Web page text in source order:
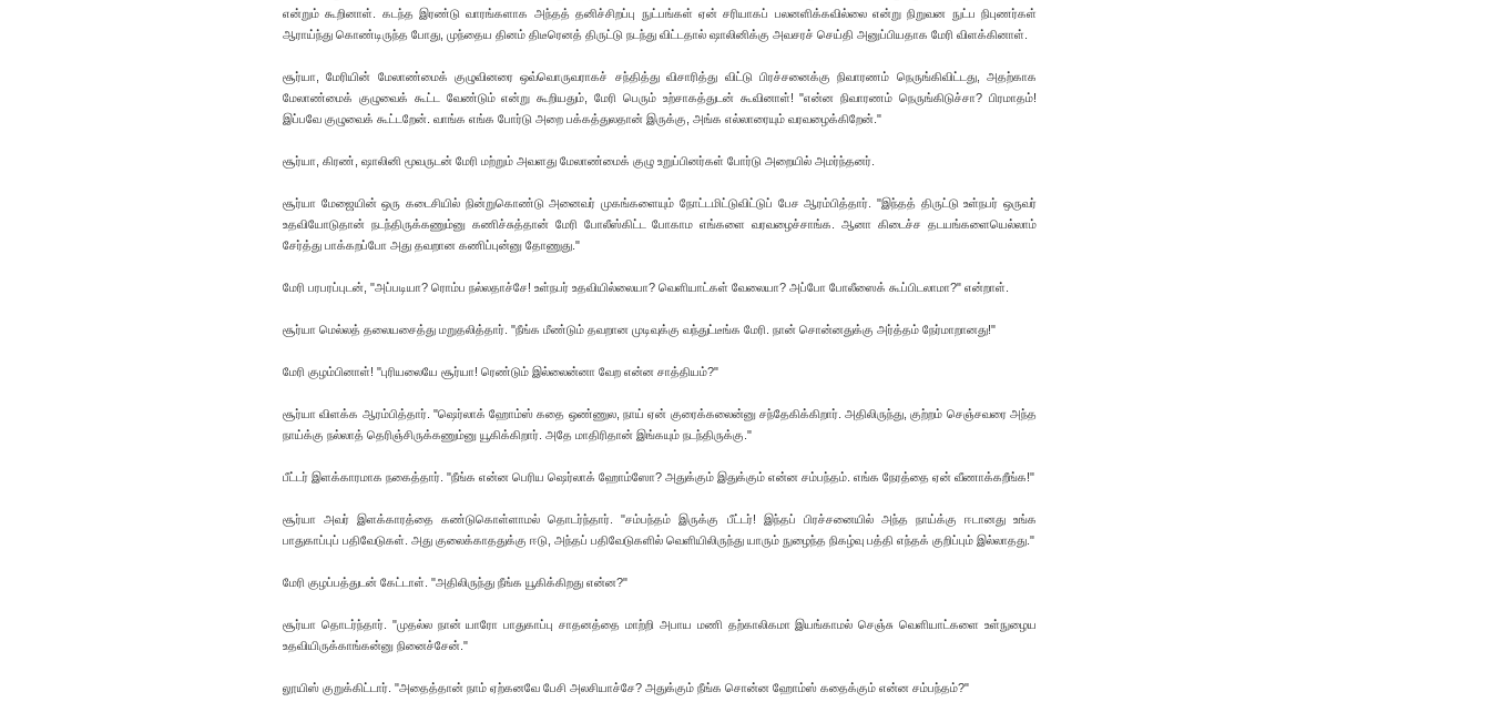
என்றும் கூறினாள். கடந்த இரண்டு வாரங்களாக அந்தத் தனிச்சிறப்பு நுட்பங்கள் ஏன் சரியாகப் பலனளிக்கவில்லை என்று நிறுவன நுட்ப நிபுணர்கள்
ஆராய்ந்து கொண்டிருந்த போது, முந்தைய தினம் திடீரெனத் திருட்டு நடந்து விட்டதால் ஷாலினிக்கு அவசரச் செய்தி அனுப்பியதாக மேரி விளக்கினாள்.
சூர்யா, மேரியின் மேலாண்மைக் குழுவினரை ஒவ்வொருவராகச் சந்தித்து விசாரித்து விட்டு பிரச்சனைக்கு நிவாரணம் நெருங்கிவிட்டது, அதற்காக
மேலாண்மைக் குழுவைக் கூட்ட வேண்டும் என்று கூறியதும், மேரி பெரும் உற்சாகத்துடன் கூவினாள்! "என்ன நிவாரணம் நெருங்கிடுச்சா? பிரமாதம்!
இப்பவே குழுவைக் கூட்டறேன். வாங்க எங்க போர்டு அறை பக்கத்துலதான் இருக்கு, அங்க எல்லாரையும் வரவழைக்கிறேன்."
சூர்யா, கிரண், ஷாலினி மூவருடன் மேரி மற்றும் அவளது மேலாண்மைக் குழு உறுப்பினர்கள் போர்டு அறையில் அமர்ந்தனர்.
சூர்யா மேஜையின் ஒரு கடைசியில் நின்றுகொண்டு அனைவர் முகங்களையும் நோட்டமிட்டுவிட்டுப் பேச ஆரம்பித்தார். "இந்தத் திருட்டு உள்நபர் ஒருவர்
உதவியோடுதான் நடந்திருக்கணும்னு கணிச்சுத்தான் மேரி போலீஸ்கிட்ட போகாம எங்களை வரவழைச்சாங்க. ஆனா கிடைச்ச தடயங்களையெல்லாம்
சேர்த்து பாக்கறப்போ அது தவறான கணிப்புன்னு தோணுது."
மேரி பரபரப்புடன், "அப்படியா? ரொம்ப நல்லதாச்சே! உள்நபர் உதவியில்லையா? வெளியாட்கள் வேலையா? அப்போ போலீஸைக் கூப்பிடலாமா?" என்றாள்.
சூர்யா மெல்லத் தலையசைத்து மறுதலித்தார். "நீங்க மீண்டும் தவறான முடிவுக்கு வந்துட்டீங்க மேரி. நான் சொன்னதுக்கு அர்த்தம் நேர்மாறானது!"
மேரி குழம்பினாள்! "புரியலையே சூர்யா! ரெண்டும் இல்லைன்னா வேற என்ன சாத்தியம்?"
சூர்யா விளக்க ஆரம்பித்தார். "ஷெர்லாக் ஹோம்ஸ் கதை ஒண்ணுல, நாய் ஏன் குரைக்கலைன்னு சந்தேகிக்கிறார். அதிலிருந்து, குற்றம் செஞ்சவரை அந்த
நாய்க்கு நல்லாத் தெரிஞ்சிருக்கணும்னு யூகிக்கிறார். அதே மாதிரிதான் இங்கயும் நடந்திருக்கு."
பீட்டர் இளக்காரமாக நகைத்தார். "நீங்க என்ன பெரிய ஷெர்லாக் ஹோம்ஸோ? அதுக்கும் இதுக்கும் என்ன சம்பந்தம். எங்க நேரத்தை ஏன் வீணாக்கறீங்க!"
சூர்யா அவர் இளக்காரத்தை கண்டுகொள்ளாமல் தொடர்ந்தார். "சம்பந்தம் இருக்கு பீட்டர்! இந்தப் பிரச்சனையில் அந்த நாய்க்கு ஈடானது உங்க
பாதுகாப்புப் பதிவேடுகள். அது குலைக்காததுக்கு ஈடு, அந்தப் பதிவேடுகளில் வெளியிலிருந்து யாரும் நுழைந்த நிகழ்வு பத்தி எந்தக் குறிப்பும் இல்லாதது."
மேரி குழப்பத்துடன் கேட்டாள். "அதிலிருந்து நீங்க யூகிக்கிறது என்ன?"
சூர்யா தொடர்ந்தார். "முதல்ல நான் யாரோ பாதுகாப்பு சாதனத்தை மாற்றி அபாய மணி தற்காலிகமா இயங்காமல் செஞ்சு வெளியாட்களை உள்நுழைய
உதவியிருக்காங்கன்னு நினைச்சேன்."
லூயிஸ் குறுக்கிட்டார். "அதைத்தான் நாம் ஏற்கனவே பேசி அலசியாச்சே? அதுக்கும் நீங்க சொன்ன ஹோம்ஸ் கதைக்கும் என்ன சம்பந்தம்?"